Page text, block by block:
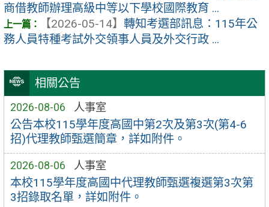
相關公告
2026-08-06 人事室
公告本校115學年度高國中第2次及第3次(第4-6
招)代理教師甄選簡章，詳如附件。
2026-08-06 人事室
本校115學年度高國中代理教師甄選複選第3次第
3招錄取名單，詳如附件。
商借教師辦理高級中等以下學校國際教育 ...
【2026-05-14】 轉知考選部訊息：115年公
務人員特種考試外交領事人員及外交行政 ...